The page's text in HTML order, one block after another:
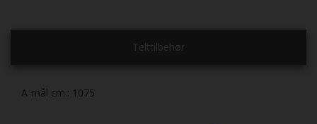
Telttilbehør
A-mål cm.: 1075